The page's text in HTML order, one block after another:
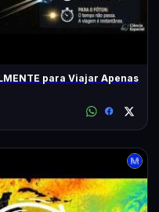
para Viajar Apenas